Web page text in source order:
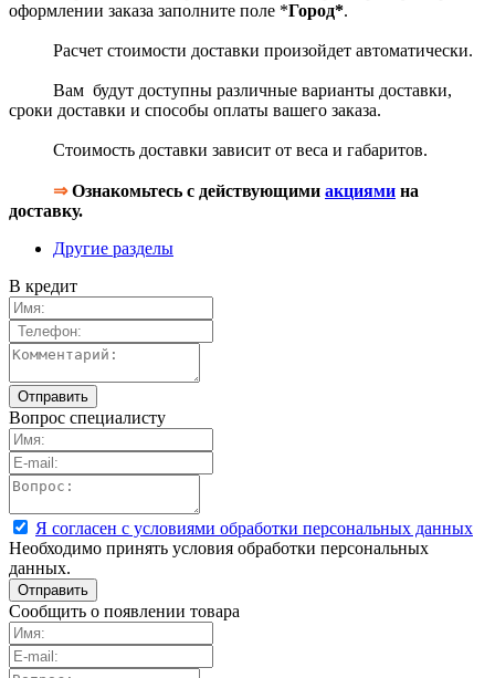
оформлении заказа заполните поле *Город*.
Расчет стоимости доставки произойдет автоматически.
Вам будут доступны различные варианты доставки,
сроки доставки и способы оплаты вашего заказа.
Стоимость доставки зависит от веса и габаритов.
⇒Ознакомьтесь с действующими акциями на
доставку.
Другие разделы
В кредит
Вопрос специалисту
Я согласен с условиями обработки персональных данных
Необходимо принять условия обработки персональных
данных.
Сообщить о появлении товара